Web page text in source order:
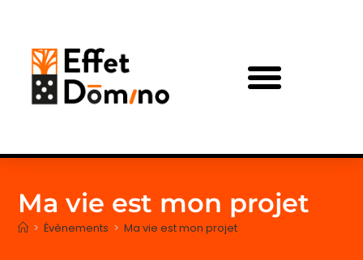
Ma vie est mon projet
> Évènements > Ma vie est mon projet